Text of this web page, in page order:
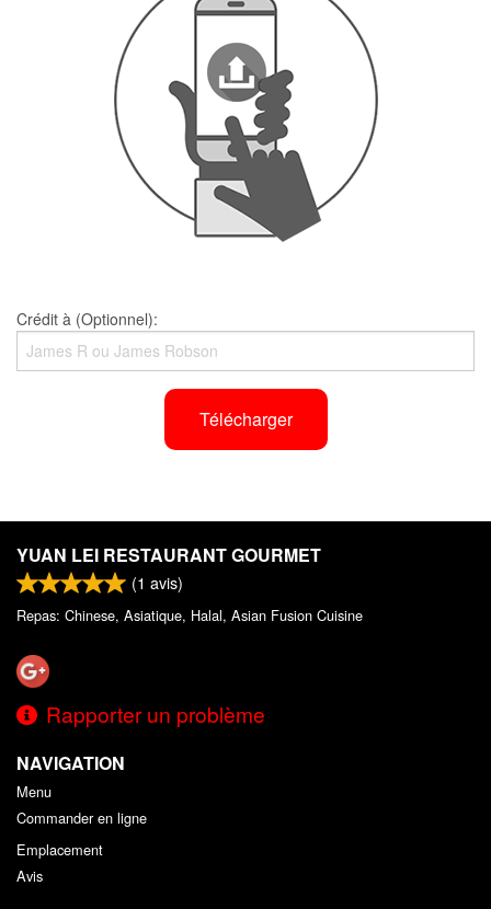
Crédit à (Optionnel):
Télécharger
YUAN LEI RESTAURANT GOURMET
(1 avis)
Repas: Chinese, Asiatique, Halal, Asian Fusion Cuisine
Rapporter un problème
NAVIGATION
Menu
Commander en ligne
Emplacement
Avis